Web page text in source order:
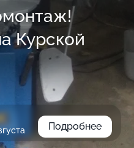
Курской
Подробнее